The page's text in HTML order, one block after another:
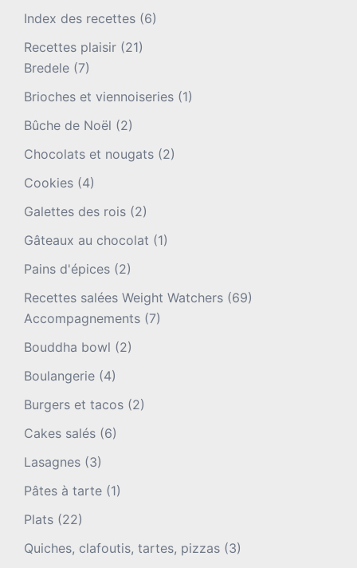
Index des recettes (6)
Recettes plaisir (21)
Bredele (7)
Brioches et viennoiseries (1)
Bûche de Noël (2)
Chocolats et nougats (2)
Cookies (4)
Galettes des rois (2)
Gâteaux au chocolat (1)
Pains d'épices (2)
Recettes salées Weight Watchers (69)
Accompagnements (7)
Bouddha bowl (2)
Boulangerie (4)
Burgers et tacos (2)
Cakes salés (6)
Lasagnes (3)
Pâtes à tarte (1)
Plats (22)
Quiches, clafoutis, tartes, pizzas (3)